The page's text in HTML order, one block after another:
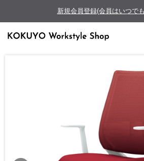
新規会員登録(会員はいつで